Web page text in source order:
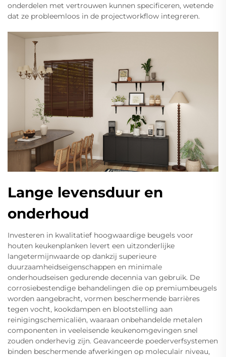
onderdelen met vertrouwen kunnen specificeren, wetende
dat ze probleemloos in de projectworkflow integreren.
Lange levensduur en
onderhoud
Investeren in kwalitatief hoogwaardige beugels voor
houten keukenplanken levert een uitzonderlijke
langetermijnwaarde op dankzij superieure
duurzaamheidseigenschappen en minimale
onderhoudseisen gedurende decennia van gebruik. De
corrosiebestendige behandelingen die op premiumbeugels
worden aangebracht, vormen beschermende barrières
tegen vocht, kookdampen en blootstelling aan
reinigingschemicaliën, waaraan onbehandelde metalen
componenten in veeleisende keukenomgevingen snel
zouden onderhevig zijn. Geavanceerde poederverfsystemen
binden beschermende afwerkingen op moleculair niveau,